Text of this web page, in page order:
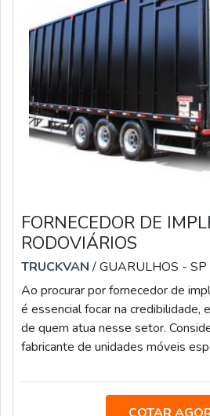
FORNECEDOR DE
RODOVIÁRIOS
TRUCKVAN/ GUARULHOS - SP
Ao procurar por fornecedor de
é essencial focar na credibilidade,
de quem atua nesse setor.
fabricante de unidades móveis
oferecendo soluções para/de: Carga seca; Carroceria para